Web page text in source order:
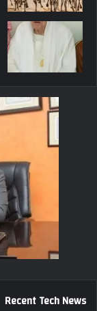
Recent Tech News